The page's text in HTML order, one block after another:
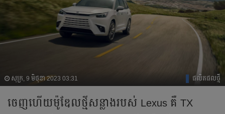
សុក្រ, 9 មិថុនា 2023 03:31 ផលិតផលថ្មី
ចេញហើយ​ម៉ូឌែលថ្មីសន្លាងរបស់ Lexus គឺ TX